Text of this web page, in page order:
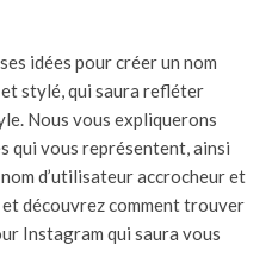
idées pour créer un nom
stylé, qui saura refléter
Nous vous expliquerons
qui vous représentent, ainsi
d’utilisateur accrocheur et
découvrez comment trouver
Instagram qui saura vous